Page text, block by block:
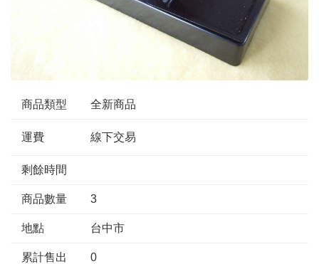
商品類型 全新商品
運費 線下交易
剩餘時間
商品數量 3
地點 台中市
累計售出 0